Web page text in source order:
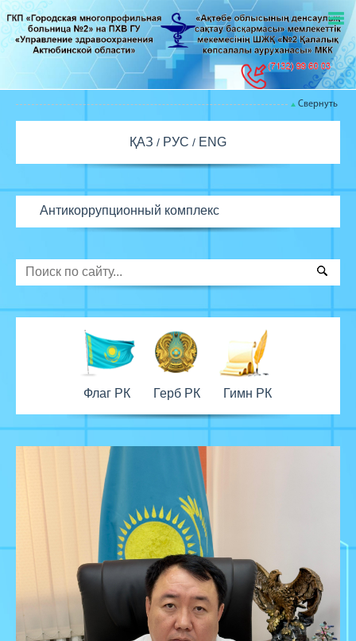
Свернуть
ҚАЗ РУС ENG
Антикоррупционный комплекс
Флаг РК Герб РК Гимн РК